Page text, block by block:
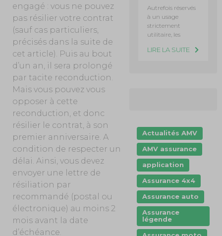
engagé : vous ne pouvez
pas résilier votre contrat
(sauf cas particuliers,
précisés dans la suite de
cet article). Puis au bout
d’un an, il sera prolongé
par tacite reconduction.
Mais vous pouvez vous
opposer à cette
reconduction, et donc
résilier le contrat, à son
premier anniversaire. A
condition de respecter un
délai. Ainsi, vous devez
envoyer une lettre de
résiliation par
recommandé (postal ou
électronique) au moins 2
mois avant la date
d’échéance.
Autrefois réservés
à un usage
strictement
utilitaire, les
LIRE LA SUITE
Actualités AMV
AMV assurance
application
Assurance 4x4
Assurance auto
Assurance
légende